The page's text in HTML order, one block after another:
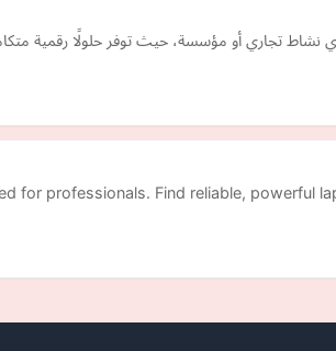
تجاري أو مؤسسة، حيث توفر حلولًا رقمية
for professionals. Find reliable, powerful